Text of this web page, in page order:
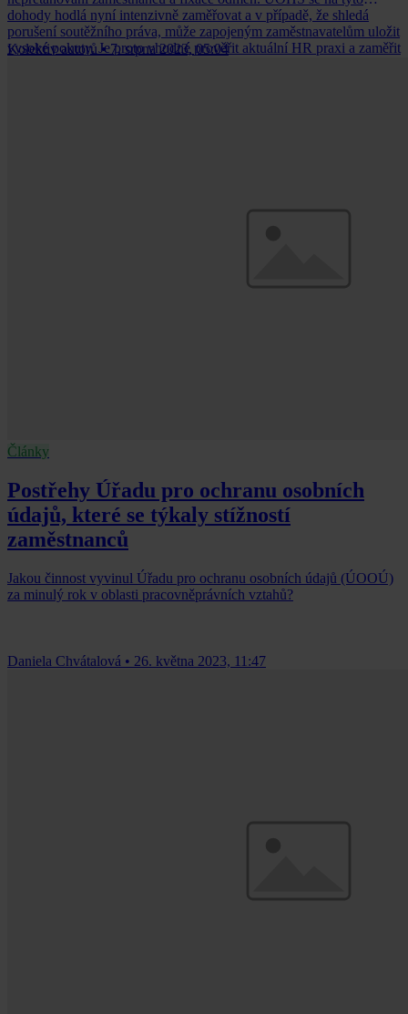
dohody hodlá nyní intenzivně zaměřovat a v případě, že shledá
porušení soutěžního práva, může zapojeným zaměstnavatelům uložit
vysoké pokuty. Je proto vhodné prověřit aktuální HR praxi a zaměřit
Kolektiv autorů • 7. srpna 2023, 05:04
Články
Postřehy Úřadu pro ochranu osobních
údajů, které se týkaly stížností
zaměstnanců
Jakou činnost vyvinul Úřadu pro ochranu osobních údajů (ÚOOÚ)
za minulý rok v oblasti pracovněprávních vztahů?
Daniela Chvátalová • 26. května 2023, 11:47